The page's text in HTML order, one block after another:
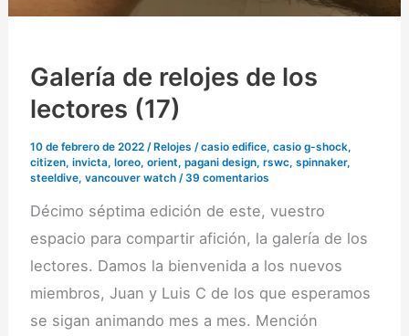
Galería de relojes de los
lectores (17)
10 de febrero de 2022/ Relojes /casio edifice,casio g-shock,
citizen,invicta, loreo,orient,pagani design,rswc,spinnaker,
steeldive,vancouver watch /39 comentarios
Décimo séptima edición de este, vuestro
espacio para compartir afición, la galería de los
lectores. Damos la bienvenida a los nuevos
miembros, Juan y Luis C de los que esperamos
se sigan animando mes a mes. Mención